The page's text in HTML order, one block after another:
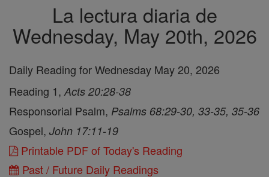
La lectura diaria de
Wednesday, May 20th, 2026
Daily Reading for Wednesday May 20, 2026
Reading 1, Acts 20:28-38
Responsorial Psalm, Psalms 68:29-30, 33-35, 35-36
Gospel, John 17:11-19
Printable PDF of Today's Reading
Past / Future Daily Readings